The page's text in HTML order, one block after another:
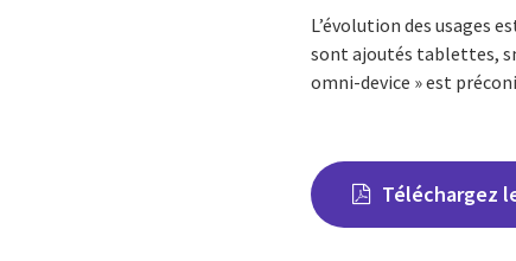
L’évolution des usages
sont ajoutés tablettes,
omni-device » est
Téléchargez